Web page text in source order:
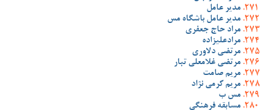
مدیر عامل
مدیر عامل باشگاه مس
مراد حاج جعفری
مرادعلیزاده
مرتضی دلاوری
مرتضی غلامعلی تبار
مریم صامت
مریم کرمی نژاد
مس ب
مسابقه فرهنگی